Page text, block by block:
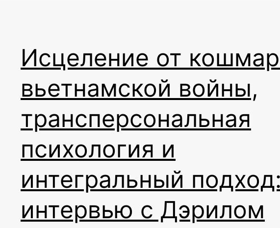
Исцеление от
вьетнамской войны,
трансперсональная
психология и
интегральный
интервью с Дэрилом